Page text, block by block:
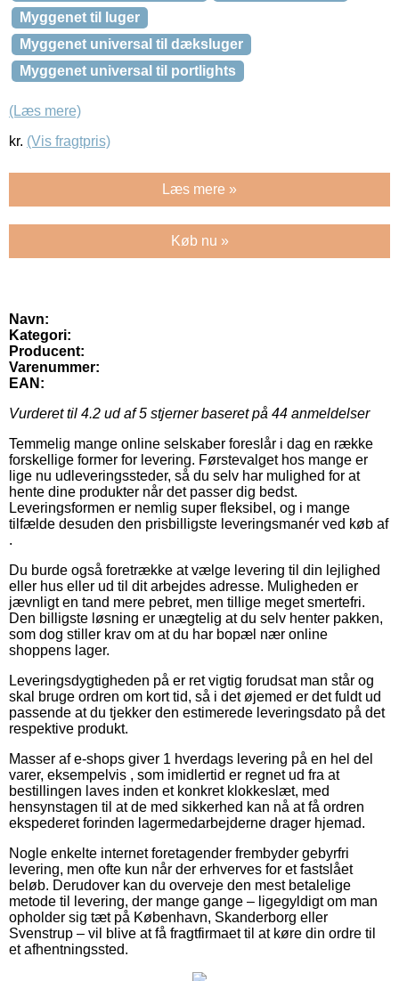
Myggenet til luger
Myggenet universal til dæksluger
Myggenet universal til portlights
(Læs mere)
kr. (Vis fragtpris)
Læs mere »
Køb nu »
Navn:
Kategori:
Producent:
Varenummer:
EAN:
Vurderet til 4.2 ud af 5 stjerner baseret på 44 anmeldelser
Temmelig mange online selskaber foreslår i dag en række
forskellige former for levering. Førstevalget hos mange er
lige nu udleveringssteder, så du selv har mulighed for at
hente dine produkter når det passer dig bedst.
Leveringsformen er nemlig super fleksibel, og i mange
tilfælde desuden den prisbilligste leveringsmanér ved køb af
.
Du burde også foretrække at vælge levering til din lejlighed
eller hus eller ud til dit arbejdes adresse. Muligheden er
jævnligt en tand mere pebret, men tillige meget smertefri.
Den billigste løsning er unægtelig at du selv henter pakken,
som dog stiller krav om at du har bopæl nær online
shoppens lager.
Leveringsdygtigheden på er ret vigtig forudsat man står og
skal bruge ordren om kort tid, så i det øjemed er det fuldt ud
passende at du tjekker den estimerede leveringsdato på det
respektive produkt.
Masser af e-shops giver 1 hverdags levering på en hel del
varer, eksempelvis , som imidlertid er regnet ud fra at
bestillingen laves inden et konkret klokkeslæt, med
hensynstagen til at de med sikkerhed kan nå at få ordren
ekspederet forinden lagermedarbejderne drager hjemad.
Nogle enkelte internet foretagender frembyder gebyrfri
levering, men ofte kun når der erhverves for et fastslået
beløb. Derudover kan du overveje den mest betalelige
metode til levering, der mange gange – ligegyldigt om man
opholder sig tæt på København, Skanderborg eller
Svenstrup – vil blive at få fragtfirmaet til at køre din ordre til
et afhentningssted.